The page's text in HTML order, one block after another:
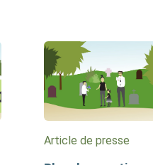
Article de presse